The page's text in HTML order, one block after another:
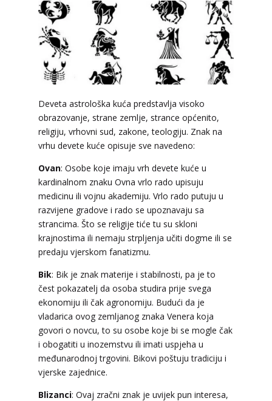
Deveta astrološka kuća predstavlja visoko
obrazovanje, strane zemlje, strance općenito,
religiju, vrhovni sud, zakone, teologiju. Znak na
vrhu devete kuće opisuje sve navedeno:
Ovan: Osobe koje imaju vrh devete kuće u
kardinalnom znaku Ovna vrlo rado upisuju
medicinu ili vojnu akademiju. Vrlo rado putuju u
razvijene gradove i rado se upoznavaju sa
strancima. Što se religije tiće tu su skloni
krajnostima ili nemaju strpljenja učiti dogme ili se
predaju vjerskom fanatizmu.
Bik: Bik je znak materije i stabilnosti, pa je to
čest pokazatelj da osoba studira prije svega
ekonomiju ili čak agronomiju. Budući da je
vladarica ovog zemljanog znaka Venera koja
govori o novcu, to su osobe koje bi se mogle čak
i obogatiti u inozemstvu ili imati uspjeha u
međunarodnoj trgovini. Bikovi poštuju tradiciju i
vjerske zajednice.
Blizanci: Ovaj zračni znak je uvijek pun interesa,